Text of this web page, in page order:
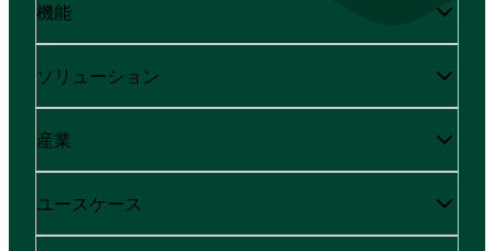
機能
ソリューション
産業
ユースケース